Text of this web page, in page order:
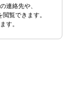
連絡先や、
覧できます。
す。